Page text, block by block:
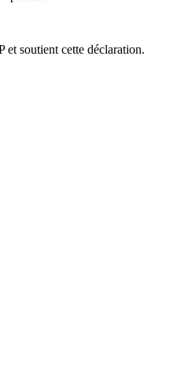
et soutient cette déclaration.